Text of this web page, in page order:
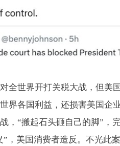
全世界开打关税大战，但美
界各国利益，还损害美国企
，“搬起石头砸自己的脚”，
，美国消费者造反。不光此